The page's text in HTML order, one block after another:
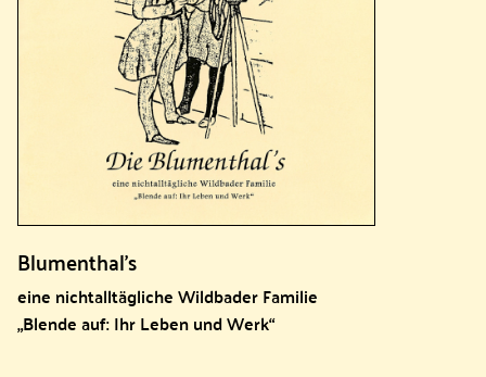
Blumenthal’s
eine nichtalltägliche Wildbader Familie
„Blende auf: Ihr Leben und Werk“